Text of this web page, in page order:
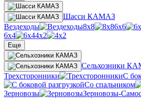
Шасси КАМАЗ
Вездеходы
8х8 6х6
6х4
4х2
Еще
Сельхозники
Трехсторонники
С
Со спальником
Зерновозы
Зерновозы-